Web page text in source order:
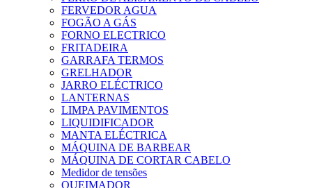
FERVEDOR AGUA
FOGÃO A GÁS
FORNO ELECTRICO
FRITADEIRA
GARRAFA TERMOS
GRELHADOR
JARRO ELÉCTRICO
LANTERNAS
LIMPA PAVIMENTOS
LIQUIDIFICADOR
MANTA ELÉCTRICA
MÁQUINA DE BARBEAR
MÁQUINA DE CORTAR CABELO
Medidor de tensões
QUEIMADOR